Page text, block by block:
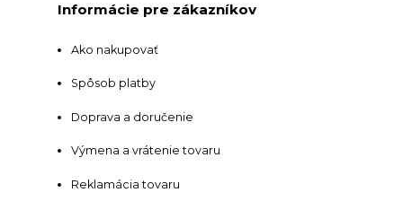
Informácie pre zákazníkov
Ako nakupovať
Spôsob platby
Doprava a doručenie
Výmena a vrátenie tovaru
Reklamácia tovaru